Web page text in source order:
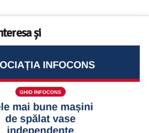
și
sa alegi masina de spalat vase